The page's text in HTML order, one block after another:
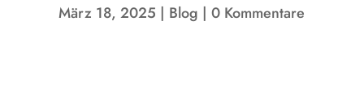
März 18, 2025 Blog 0 Kommentare